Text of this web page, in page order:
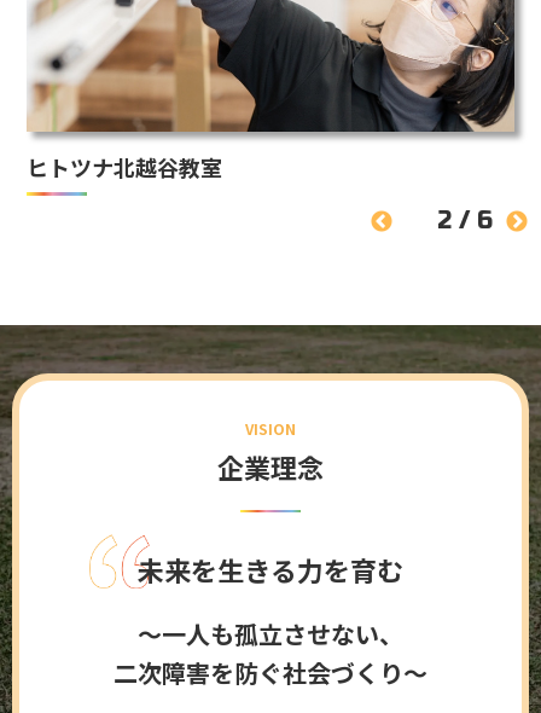
ヒトツナ武里教室
3 / 6
VISION
企業理念
未来を生きる力を育む
〜一人も孤立させない、
二次障害を防ぐ社会づくり〜